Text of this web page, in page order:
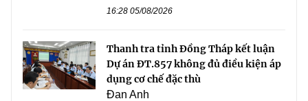
16:28 05/08/2026
Thanh tra tỉnh Đồng Tháp kết luận
Dự án ĐT.857 không đủ điều kiện áp
dụng cơ chế đặc thù
Đan Anh